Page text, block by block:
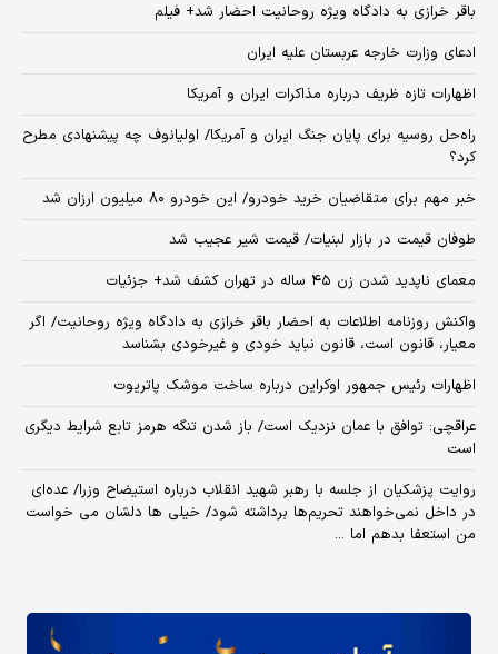
باقر خرازی به دادگاه ویژه روحانیت احضار شد+ فیلم
ادعای وزارت خارجه عربستان علیه ایران
اظهارات تازه ظریف درباره مذاکرات ایران و آمریکا
راه‌حل روسیه برای پایان جنگ ایران و آمریکا/ اولیانوف چه پیشنهادی مطرح
کرد؟
خبر مهم برای متقاضیان خرید خودرو/ این خودرو ۸۰ میلیون ارزان شد
طوفان قیمت در بازار لبنیات/ قیمت شیر عجیب شد
معمای ناپدید شدن زن ۴۵ ساله در تهران کشف شد+ جزئیات
واکنش روزنامه اطلاعات به احضار باقر خرازی به دادگاه ویژه روحانیت/ اگر
معیار، قانون است، قانون نباید خودی و غیرخودی بشناسد
اظهارات رئیس جمهور اوکراین درباره ساخت موشک پاتریوت
عراقچی: توافق با عمان نزدیک است/ باز شدن تنگه هرمز تابع شرایط دیگری
است
روایت پزشکیان از جلسه با رهبر شهید انقلاب درباره استیضاح وزرا/ عده‌ای
در داخل نمی‌خواهند تحریم‌ها برداشته شود/ خیلی ها دلشان می خواست
من استعفا بدهم اما ...